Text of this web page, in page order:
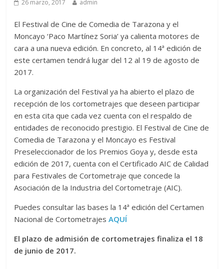
26 marzo, 2017 admin
El Festival de Cine de Comedia de Tarazona y el
Moncayo ‘Paco Martínez Soria’ ya calienta motores de
cara a una nueva edición. En concreto, al 14ª edición de
este certamen tendrá lugar del 12 al 19 de agosto de
2017.
La organización del Festival ya ha abierto el plazo de
recepción de los cortometrajes que deseen participar
en esta cita que cada vez cuenta con el respaldo de
entidades de reconocido prestigio. El Festival de Cine de
Comedia de Tarazona y el Moncayo es Festival
Preseleccionador de los Premios Goya y, desde esta
edición de 2017, cuenta con el Certificado AIC de Calidad
para Festivales de Cortometraje que concede la
Asociación de la Industria del Cortometraje (AIC).
Puedes consultar las bases la 14ª edición del Certamen
Nacional de CortometrajesAQUÍ
El plazo de admisión de cortometrajes finaliza el 18
de junio de 2017.